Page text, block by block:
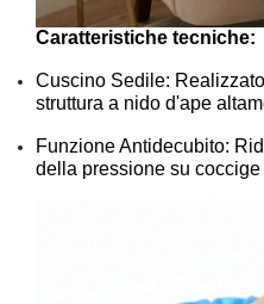
Caratteristiche tecniche:
Cuscino Sedile:
struttura a nido d'ape
Funzione Antidecubito:
della pressione su